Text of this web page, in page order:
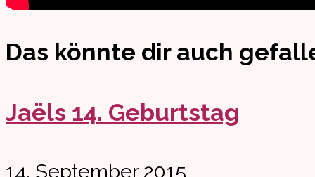
Das könnte dir auch
Jaëls 14. Geburtstag
14. September 2015